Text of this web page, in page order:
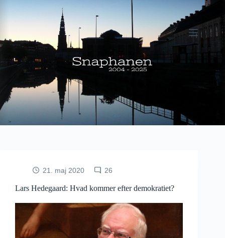
21. maj 2020 26
Lars Hedegaard: Hvad kommer efter demokratiet?